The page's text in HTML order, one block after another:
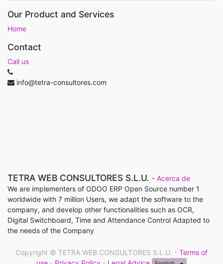
Our Product and Services
Home
Contact
Call us
info@tetra-consultores.com
TETRA WEB CONSULTORES S.L.U. - Acerca de
We are implementers of ODOO ERP Open Source number 1
worldwide with 7 million Users, we adapt the software to the
company, and develop other functionalities such as OCR,
Digital Switchboard, Time and Attendance Control Adapted to
the needs of the Company
Copyright © TETRA WEB CONSULTORES S.L.U. - Terms of